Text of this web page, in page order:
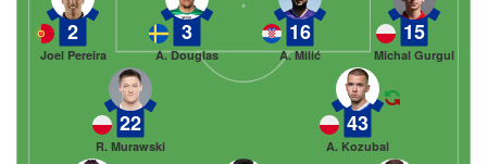
15
Michal Gurgul
16
A. Milić
3
A. Douglas
2
Joel Pereira
43
A. Kozubal
22
R. Murawski